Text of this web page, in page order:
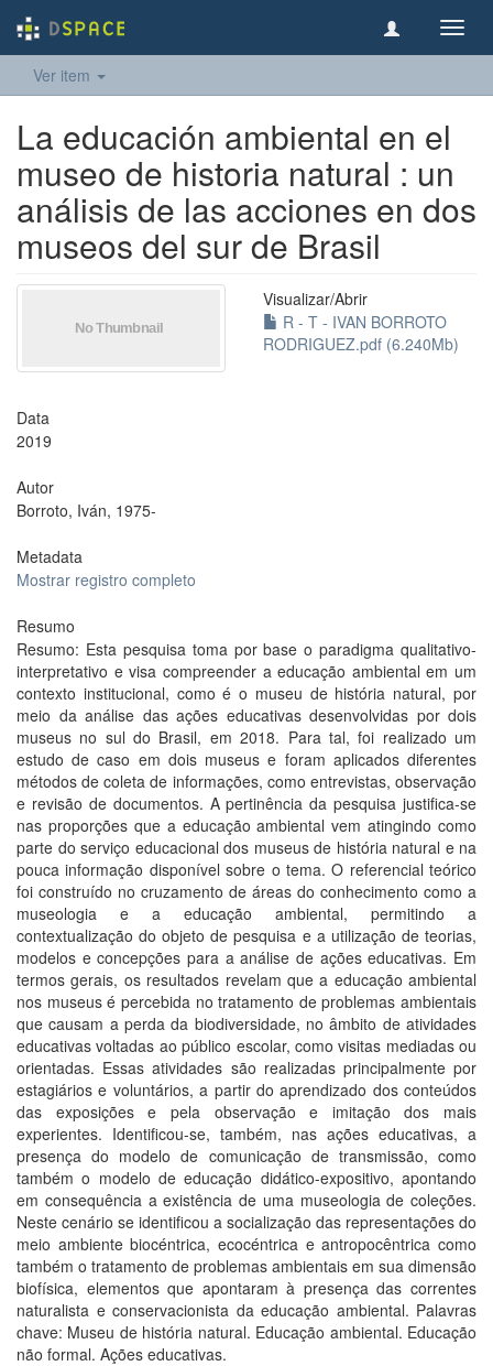
Ver item
La educación ambiental en el
museo de historia natural : un
análisis de las acciones en dos
museos del sur de Brasil
Visualizar/Abrir
R - T - IVAN BORROTO
RODRIGUEZ.pdf (6.240Mb)
Data
2019
Autor
Borroto, Iván, 1975-
Metadata
Mostrar registro completo
Resumo
Resumo: Esta pesquisa toma por base o paradigma qualitativo-
interpretativo e visa compreender a educação ambiental em um
contexto institucional, como é o museu de história natural, por
meio da análise das ações educativas desenvolvidas por dois
museus no sul do Brasil, em 2018. Para tal, foi realizado um
estudo de caso em dois museus e foram aplicados diferentes
métodos de coleta de informações, como entrevistas, observação
e revisão de documentos. A pertinência da pesquisa justifica-se
nas proporções que a educação ambiental vem atingindo como
parte do serviço educacional dos museus de história natural e na
pouca informação disponível sobre o tema. O referencial teórico
foi construído no cruzamento de áreas do conhecimento como a
museologia e a educação ambiental, permitindo a
contextualização do objeto de pesquisa e a utilização de teorias,
modelos e concepções para a análise de ações educativas. Em
termos gerais, os resultados revelam que a educação ambiental
nos museus é percebida no tratamento de problemas ambientais
que causam a perda da biodiversidade, no âmbito de atividades
educativas voltadas ao público escolar, como visitas mediadas ou
orientadas. Essas atividades são realizadas principalmente por
estagiários e voluntários, a partir do aprendizado dos conteúdos
das exposições e pela observação e imitação dos mais
experientes. Identificou-se, também, nas ações educativas, a
presença do modelo de comunicação de transmissão, como
também o modelo de educação didático-expositivo, apontando
em consequência a existência de uma museologia de coleções.
Neste cenário se identificou a socialização das representações do
meio ambiente biocéntrica, ecocéntrica e antropocêntrica como
também o tratamento de problemas ambientais em sua dimensão
biofísica, elementos que apontaram à presença das correntes
naturalista e conservacionista da educação ambiental. Palavras
chave: Museu de história natural. Educação ambiental. Educação
não formal. Ações educativas.